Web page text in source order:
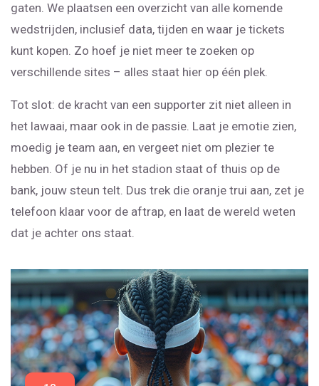
gaten. We plaatsen een overzicht van alle komende
wedstrijden, inclusief data, tijden en waar je tickets
kunt kopen. Zo hoef je niet meer te zoeken op
verschillende sites – alles staat hier op één plek.
Tot slot: de kracht van een supporter zit niet alleen in
het lawaai, maar ook in de passie. Laat je emotie zien,
moedig je team aan, en vergeet niet om plezier te
hebben. Of je nu in het stadion staat of thuis op de
bank, jouw steun telt. Dus trek die oranje trui aan, zet je
telefoon klaar voor de aftrap, en laat de wereld weten
dat je achter ons staat.